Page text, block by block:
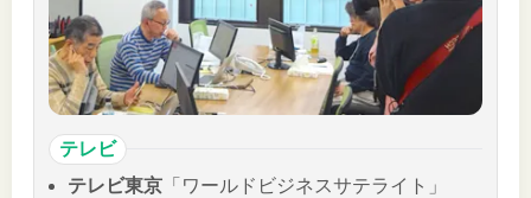
テレビ
テレビ東京 「ワールドビジネスサテライト」